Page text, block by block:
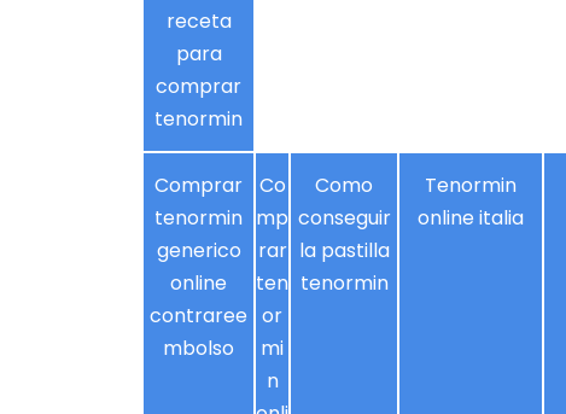
receta
para
comprar
tenormin
Comprar
tenormin
generico
online
contraree
mbolso
Co
mp
rar
ten
or
mi
n
Como
conseguir
la pastilla
tenormin
Tenormin
online italia